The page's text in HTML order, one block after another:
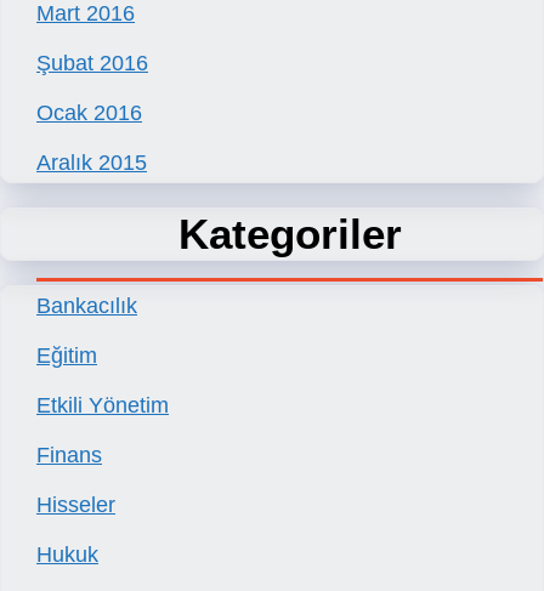
Mart 2016
Şubat 2016
Ocak 2016
Aralık 2015
Kategoriler
Bankacılık
Eğitim
Etkili Yönetim
Finans
Hisseler
Hukuk